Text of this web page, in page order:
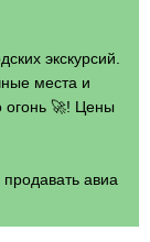
экскурсий.
места и
огонь 🚀! Цены
авиа